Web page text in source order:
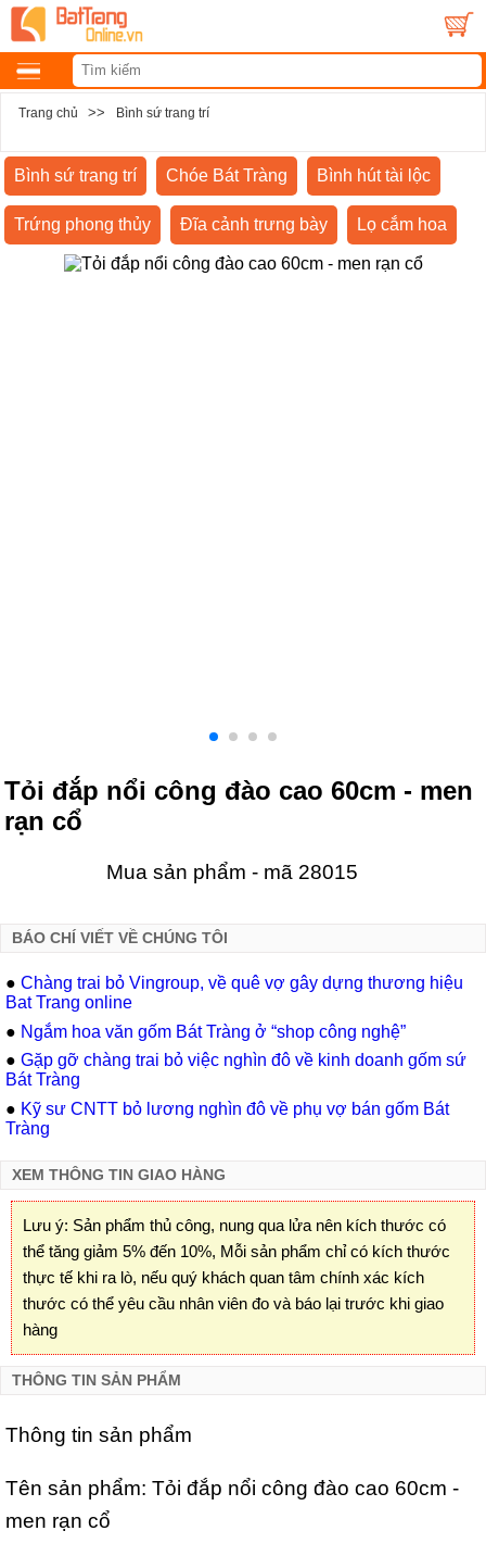
Trang chủ >> Bình sứ trang trí
Bình sứ trang trí Chóe Bát Tràng Bình hút tài lộc
Trứng phong thủy Đĩa cảnh trưng bày Lọ cắm hoa
Tỏi đắp nổi công đào cao 60cm - men
rạn cổ
Mua sản phẩm - mã 28015
BÁO CHÍ VIẾT VỀ CHÚNG TÔI
● Chàng trai bỏ Vingroup, về quê vợ gây dựng thương hiệu
Bat Trang online
● Ngắm hoa văn gốm Bát Tràng ở “shop công nghệ”
● Gặp gỡ chàng trai bỏ việc nghìn đô về kinh doanh gốm sứ
Bát Tràng
● Kỹ sư CNTT bỏ lương nghìn đô về phụ vợ bán gốm Bát
Tràng
XEM THÔNG TIN GIAO HÀNG
Lưu ý: Sản phẩm thủ công, nung qua lửa nên kích thước có
thể tăng giảm 5% đến 10%, Mỗi sản phẩm chỉ có kích thước
thực tế khi ra lò, nếu quý khách quan tâm chính xác kích
thước có thể yêu cầu nhân viên đo và báo lại trước khi giao
hàng
THÔNG TIN SẢN PHẨM
Thông tin sản phẩm
Tên sản phẩm: Tỏi đắp nổi công đào cao 60cm -
men rạn cổ